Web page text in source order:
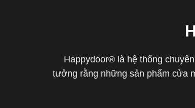
Happydoor® là hệ thống
tưởng rằng những sản phẩm cửa